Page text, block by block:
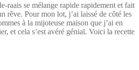
raais se mélange rapide rapidement et fait
rêve. Pour mon lot, j’ai laissé de côté les
à la mijoteuse maison que j’ai en
et cela s’est avéré génial. Voici la recette